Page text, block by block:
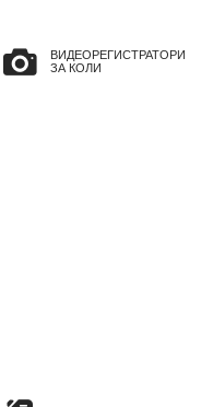
ВИДЕОРЕГИСТРАТОРИ
ЗА КОЛИ